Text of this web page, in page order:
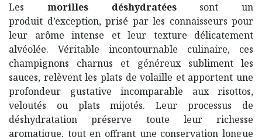
Les morilles déshydratéessont un
produit d’exception, prisé par les connaisseurs pour
leur arôme intense et leur texture délicatement
alvéolée. Véritable incontournable culinaire, ces
champignons charnus et généreux subliment les
sauces, relèvent les plats de volaille et apportent une
profondeur gustative incomparable aux risottos,
veloutés ou plats mijotés. Leur processus de
déshydratation préserve toute leur richesse
aromatique, tout en offrant une conservation longue